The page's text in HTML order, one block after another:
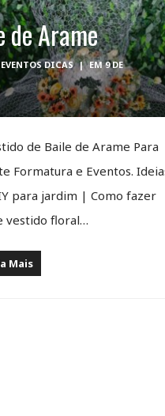
de Arame
DICAS | EM 9 DE
de Baile de Arame Para
Formatura e Eventos.
para jardim | Como fazer
vestido floral…
Mais